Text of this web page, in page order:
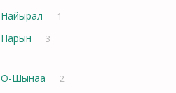
Найырал 1
Нарын 3
О-Шынаа 2